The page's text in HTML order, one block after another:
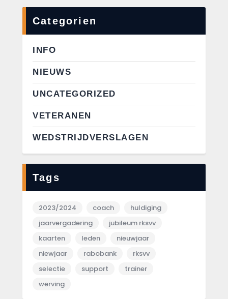
Categorien
INFO
NIEUWS
UNCATEGORIZED
VETERANEN
WEDSTRIJDVERSLAGEN
Tags
2023/2024 coach
huldiging
jaarvergadering
jubileum rksvv
kaarten
leden
nieuwjaar
niewjaar
rabobank
rksvv
selectie
support
trainer
werving